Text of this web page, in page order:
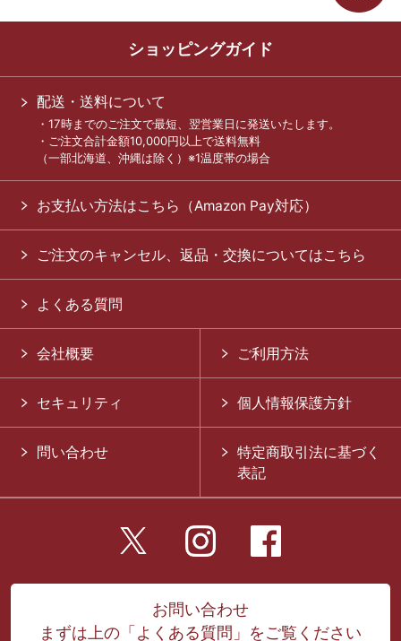
ショッピングガイド
配送・送料について
・17時までのご注文で最短、翌営業日に発送いたします。
・ご注文合計金額10,000円以上で送料無料
（一部北海道、沖縄は除く）※1温度帯の場合
お支払い方法はこちら（Amazon Pay対応）
ご注文のキャンセル、返品・交換についてはこちら
よくある質問
会社概要 ご利用方法
セキュリティ 個人情報保護方針
問い合わせ
特定商取引法に基づく
表記
お問い合わせ
まずは上の「よくある質問」をご覧ください